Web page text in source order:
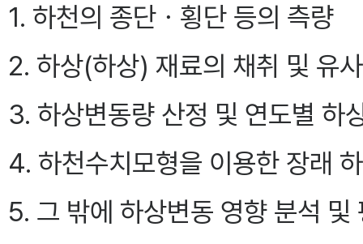
1. 하천의 종단ㆍ횡단 등의 측량
2. 하상(하상) 재료의 채취 및 유
3. 하상변동량 산정 및 연도별 하
4. 하천수치모형을 이용한 장래
5. 그 밖에 하상변동 영향 분석 및